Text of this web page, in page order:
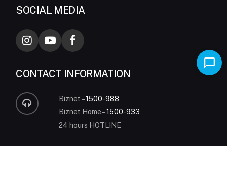
SOCIAL MEDIA
CONTACT INFORMATION
Biznet –1500-988
Biznet Home –1500-933
24 hours HOTLINE